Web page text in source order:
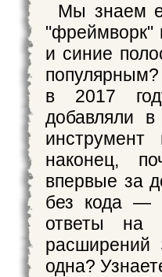
Мы знаем
"фреймворк"
и синие
популярным?
в 2017
добавляли
наконец,
впервые за
без кода —
ответы на
одна?